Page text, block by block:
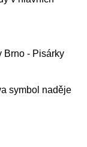
Brno - Pisárky
symbol naděje